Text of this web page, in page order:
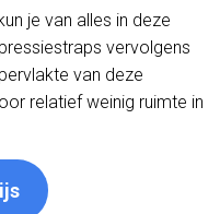
je van alles in deze
vervolgens
van deze
relatief weinig ruimte in